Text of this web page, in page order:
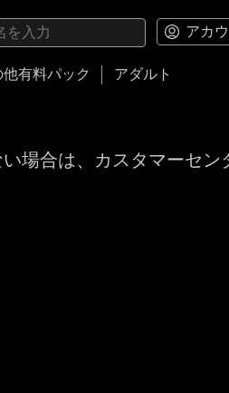
アカ
他有料パック アダルト
場合は、カスタマーセン